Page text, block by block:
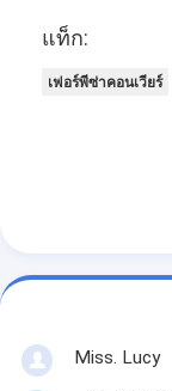
แท็ก:
เฟอร์พีซ่าคอนเวียร์
Miss. Lucy